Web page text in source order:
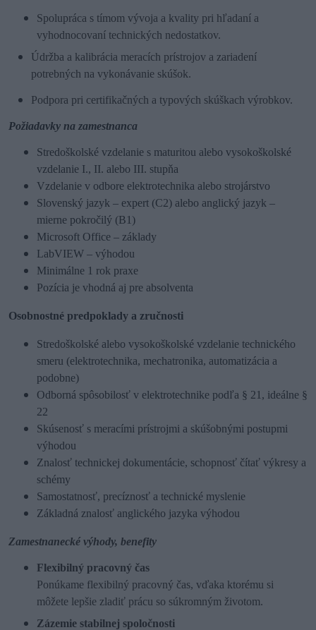
Spolupráca s tímom vývoja a kvality pri hľadaní a
vyhodnocovaní technických nedostatkov.
Údržba a kalibrácia meracích prístrojov a zariadení
potrebných na vykonávanie skúšok.
Podpora pri certifikačných a typových skúškach výrobkov.
Požiadavky na zamestnanca
Stredoškolské vzdelanie s maturitou alebo vysokoškolské
vzdelanie I., II. alebo III. stupňa
Vzdelanie v odbore elektrotechnika alebo strojárstvo
Slovenský jazyk – expert (C2) alebo anglický jazyk –
mierne pokročilý (B1)
Microsoft Office – základy
LabVIEW – výhodou
Minimálne 1 rok praxe
Pozícia je vhodná aj pre absolventa
Osobnostné predpoklady a zručnosti
Stredoškolské alebo vysokoškolské vzdelanie technického
smeru (elektrotechnika, mechatronika, automatizácia a
podobne)
Odborná spôsobilosť v elektrotechnike podľa § 21, ideálne §
22
Skúsenosť s meracími prístrojmi a skúšobnými postupmi
výhodou
Znalosť technickej dokumentácie, schopnosť čítať výkresy a
schémy
Samostatnosť, precíznosť a technické myslenie
Základná znalosť anglického jazyka výhodou
Zamestnanecké výhody, benefity
Flexibilný pracovný čas
Ponúkame flexibilný pracovný čas, vďaka ktorému si
môžete lepšie zladiť prácu so súkromným životom.
Zázemie stabilnej spoločnosti